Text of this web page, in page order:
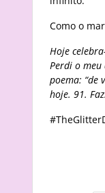
Como o
Hoje
Perdi o
poema: “de
hoje. 91.